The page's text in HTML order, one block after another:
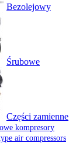
Bezolejowy
Śrubowe
Części zamienne
kompresory
air compressors